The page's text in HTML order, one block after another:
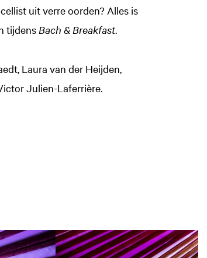
uit verre oorden? Alles is
tijdens Bach & Breakfast.
Laura van der Heijden,
Julien-Laferrière.